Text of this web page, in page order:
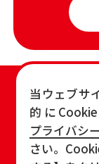
当ウェブサ
的に
プライバシ
さい。
TOP
お知ら
各店の